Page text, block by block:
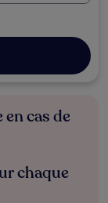
cas de
chaque